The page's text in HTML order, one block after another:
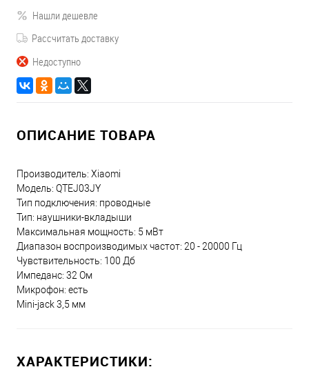
Нашли дешевле
Рассчитать доставку
Недоступно
ОПИСАНИЕ ТОВАРА
Производитель: Xiaomi
Модель: QTEJ03JY
Тип подключения: проводные
Тип: наушники-вкладыши
Максимальная мощность: 5 мВт
Диапазон воспроизводимых частот: 20 - 20000 Гц
Чувствительность: 100 Дб
Импеданс: 32 Ом
Микрофон: есть
Mini-jack 3,5 мм
ХАРАКТЕРИСТИКИ: